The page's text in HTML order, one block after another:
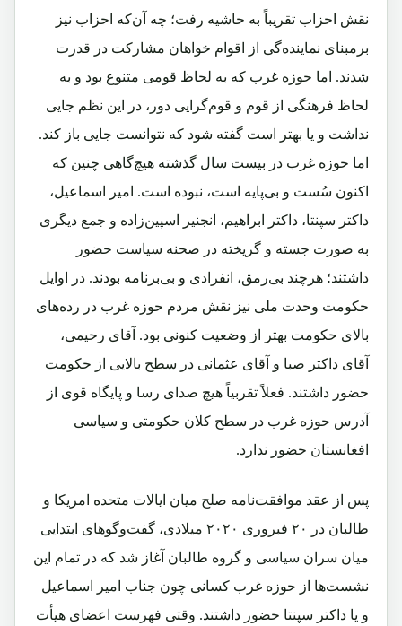
نقش احزاب تقریباً به حاشیه رفت؛ چه آن‌که احزاب نیز
برمبنای نماینده‌گی از اقوام خواهان مشارکت در قدرت
شدند. اما حوزه غرب که به‌ لحاظ قومی متنوع بود و به
‌لحاظ فرهنگی از قوم و قوم‌گرایی دور، در این نظم جایی
نداشت و یا بهتر است گفته شود که نتوانست جایی باز کند.
اما حوزه غرب در بیست سال گذشته هیچ‌گاهی چنین که
اکنون سُست و بی‌پایه است، نبوده است. امیر اسماعیل،
داکتر سپنتا، داکتر ابراهیم، انجنیر اسپین‌زاده و جمع دیگری
به صورت جسته و گریخته در صحنه سیاست حضور
داشتند؛ هرچند بی‌رمق، انفرادی و بی‌برنامه بودند. در اوایل
حکومت وحدت ملی نیز نقش مردم حوزه غرب در رده‌های
بالای حکومت بهتر از وضعیت کنونی بود. آقای رحیمی،
آقای داکتر صبا و آقای عثمانی در سطح بالایی از حکومت
حضور داشتند. فعلاً تقربیاً هیچ صدای رسا و پایگاه قوی از
آدرس حوزه غرب در سطح کلان حکومتی و سیاسی
افغانستان حضور ندارد.
پس از عقد موافقت‌نامه صلح میان ایالات متحده امریکا و
طالبان در ۲۰ فبروری ۲۰۲۰ میلادی، گفت‌وگوهای ابتدایی
میان سران سیاسی و گروه طالبان آغاز شد که در تمام این
نشست‌ها از حوزه غرب کسانی چون جناب امیر اسماعیل
و یا داکتر سپنتا حضور داشتند. وقتی فهرست اعضای هیأت